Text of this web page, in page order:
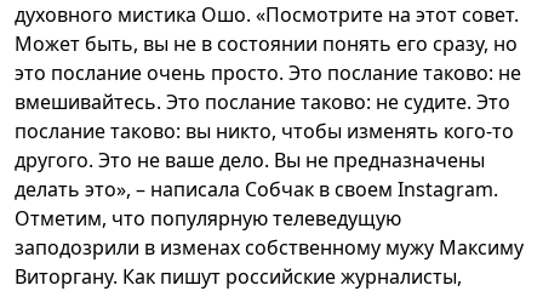
духовного мистика Ошо. «Посмотрите на этот совет.
Может быть, вы не в состоянии понять его сразу, но
это послание очень просто. Это послание таково: не
вмешивайтесь. Это послание таково: не судите. Это
послание таково: вы никто, чтобы изменять кого-то
другого. Это не ваше дело. Вы не предназначены
делать это», – написала Собчак в своем Instagram.
Отметим, что популярную телеведущую
заподозрили в изменах собственному мужу Максиму
Виторгану. Как пишут российские журналисты,